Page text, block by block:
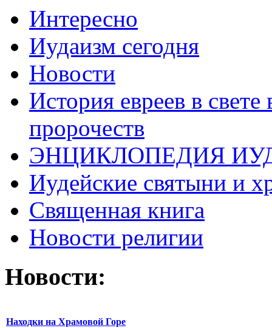
Интересно
Иудаизм сегодня
Новости
История евреев в
пророчеств
ЭНЦИКЛОПЕДИЯ
Иудейские святыни и
Священная книга
Новости религии
Новости:
Находки на Храмовой Горе